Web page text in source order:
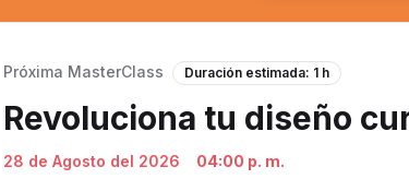
Próxima MasterClass Duración estimada: 1 h
Revoluciona tu diseño
28 de Agosto del 2026 04:00 p. m.